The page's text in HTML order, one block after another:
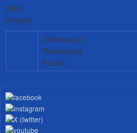
Web
Imagen
Ordenar por
Relevancia
Fecha